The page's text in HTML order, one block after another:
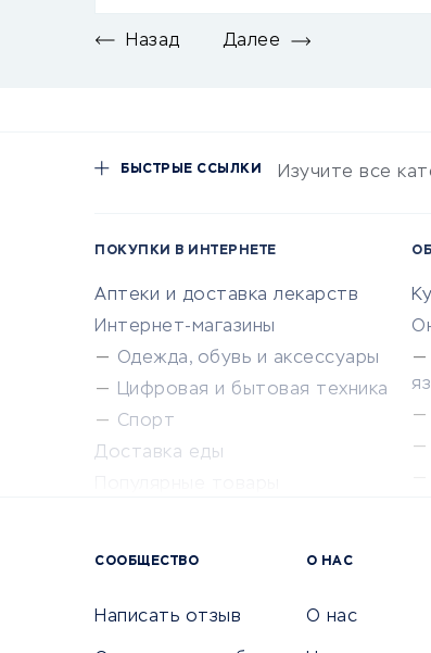
Назад Далее
БЫСТРЫЕ ССЫЛКИ Изучите все
ПОКУПКИ В ИНТЕРНЕТЕ
Аптеки и доставка лекарств
Интернет-магазины
Одежда, обувь и аксессуары
Цифровая и бытовая техника
Спорт
Доставка еды
СООБЩЕСТВО
Написать отзыв
О НАС
О нас